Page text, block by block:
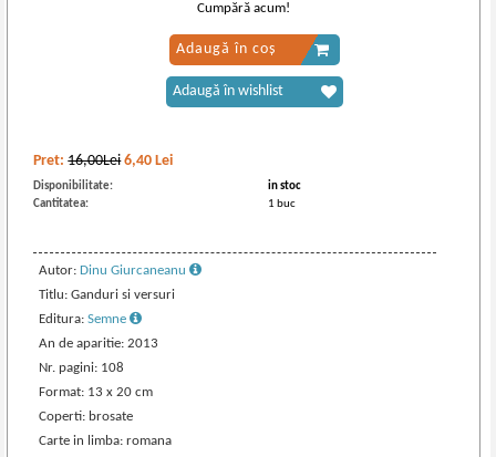
Pret:16,00Lei 6,40 Lei
Disponibilitate:
in stoc
Cantitatea:
1 buc
Autor:Dinu Giurcaneanu
Titlu: Ganduri si versuri
Editura:Semne
An de aparitie: 2013
Nr. pagini: 108
Format: 13 x 20 cm
Coperti: brosate
Carte in limba: romana
Cumpără acum!
Adaugă în coș
Adaugă în wishlist